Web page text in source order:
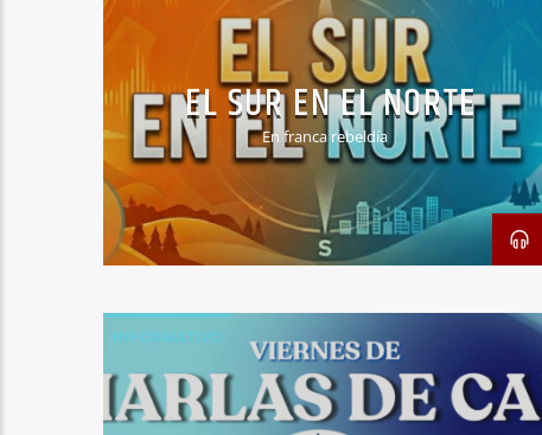
EL SUR EN EL NORTE
En franca rebeldía
INFORMATIVO